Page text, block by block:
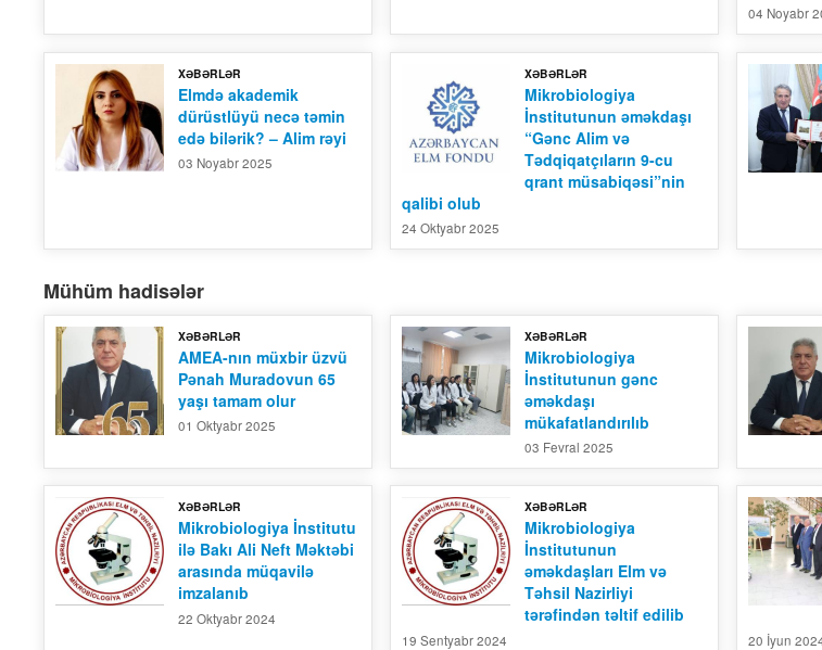
04 Noyabr
XƏBƏRLƏR
Elmdə akademik
dürüstlüyü necə təmin
edə bilərik? – Alim rəyi
03 Noyabr 2025
XƏBƏRLƏR
Mikrobiologiya
İnstitutunun əməkdaşı
“Gənc Alim və
Tədqiqatçıların 9-cu
qrant müsabiqəsi”nin
qalibi olub
24 Oktyabr 2025
Mühüm hadisələr
XƏBƏRLƏR
AMEA-nın müxbir üzvü
Pənah Muradovun 65
yaşı tamam olur
01 Oktyabr 2025
XƏBƏRLƏR
Mikrobiologiya
İnstitutunun gənc
əməkdaşı
mükafatlandırılıb
03 Fevral 2025
XƏBƏRLƏR
Mikrobiologiya İnstitutu
ilə Bakı Ali Neft Məktəbi
arasında müqavilə
imzalanıb
22 Oktyabr 2024
XƏBƏRLƏR
Mikrobiologiya
İnstitutunun
əməkdaşları Elm və
Təhsil Nazirliyi
tərəfindən təltif edilib
19 Sentyabr 2024 20 İyun